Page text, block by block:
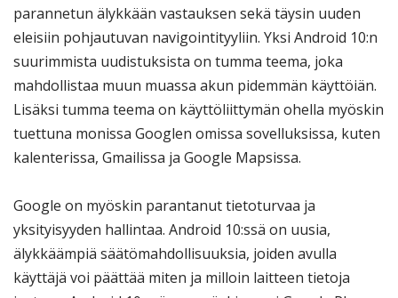
parannetun älykkään vastauksen sekä täysin uuden
eleisiin pohjautuvan navigointityyliin. Yksi Android 10:n
suurimmista uudistuksista on tumma teema, joka
mahdollistaa muun muassa akun pidemmän käyttöiän.
Lisäksi tumma teema on käyttöliittymän ohella myöskin
tuettuna monissa Googlen omissa sovelluksissa, kuten
kalenterissa, Gmailissa ja Google Mapsissa.
Google on myöskin parantanut tietoturvaa ja
yksityisyyden hallintaa. Android 10:ssä on uusia,
älykkäämpiä säätömahdollisuuksia, joiden avulla
käyttäjä voi päättää miten ja milloin laitteen tietoja